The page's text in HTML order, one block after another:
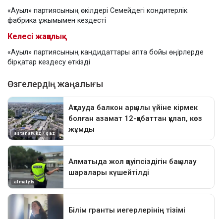
«Ауыл» партиясының өкілдері Семейдегі кондитерлік
фабрика ұжымымен кездесті
Келесі жаңалық
«Ауыл» партиясының кандидаттары апта бойы өңірлерде
бірқатар кездесу өткізді